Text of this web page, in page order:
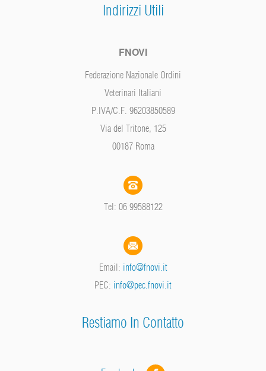
Indirizzi Utili
FNOVI
Federazione Nazionale Ordini
Veterinari Italiani
P.IVA/C.F. 96203850589
Via del Tritone, 125
00187 Roma
Tel: 06 99588122
Email: info@fnovi.it
PEC: info@pec.fnovi.it
Restiamo In Contatto